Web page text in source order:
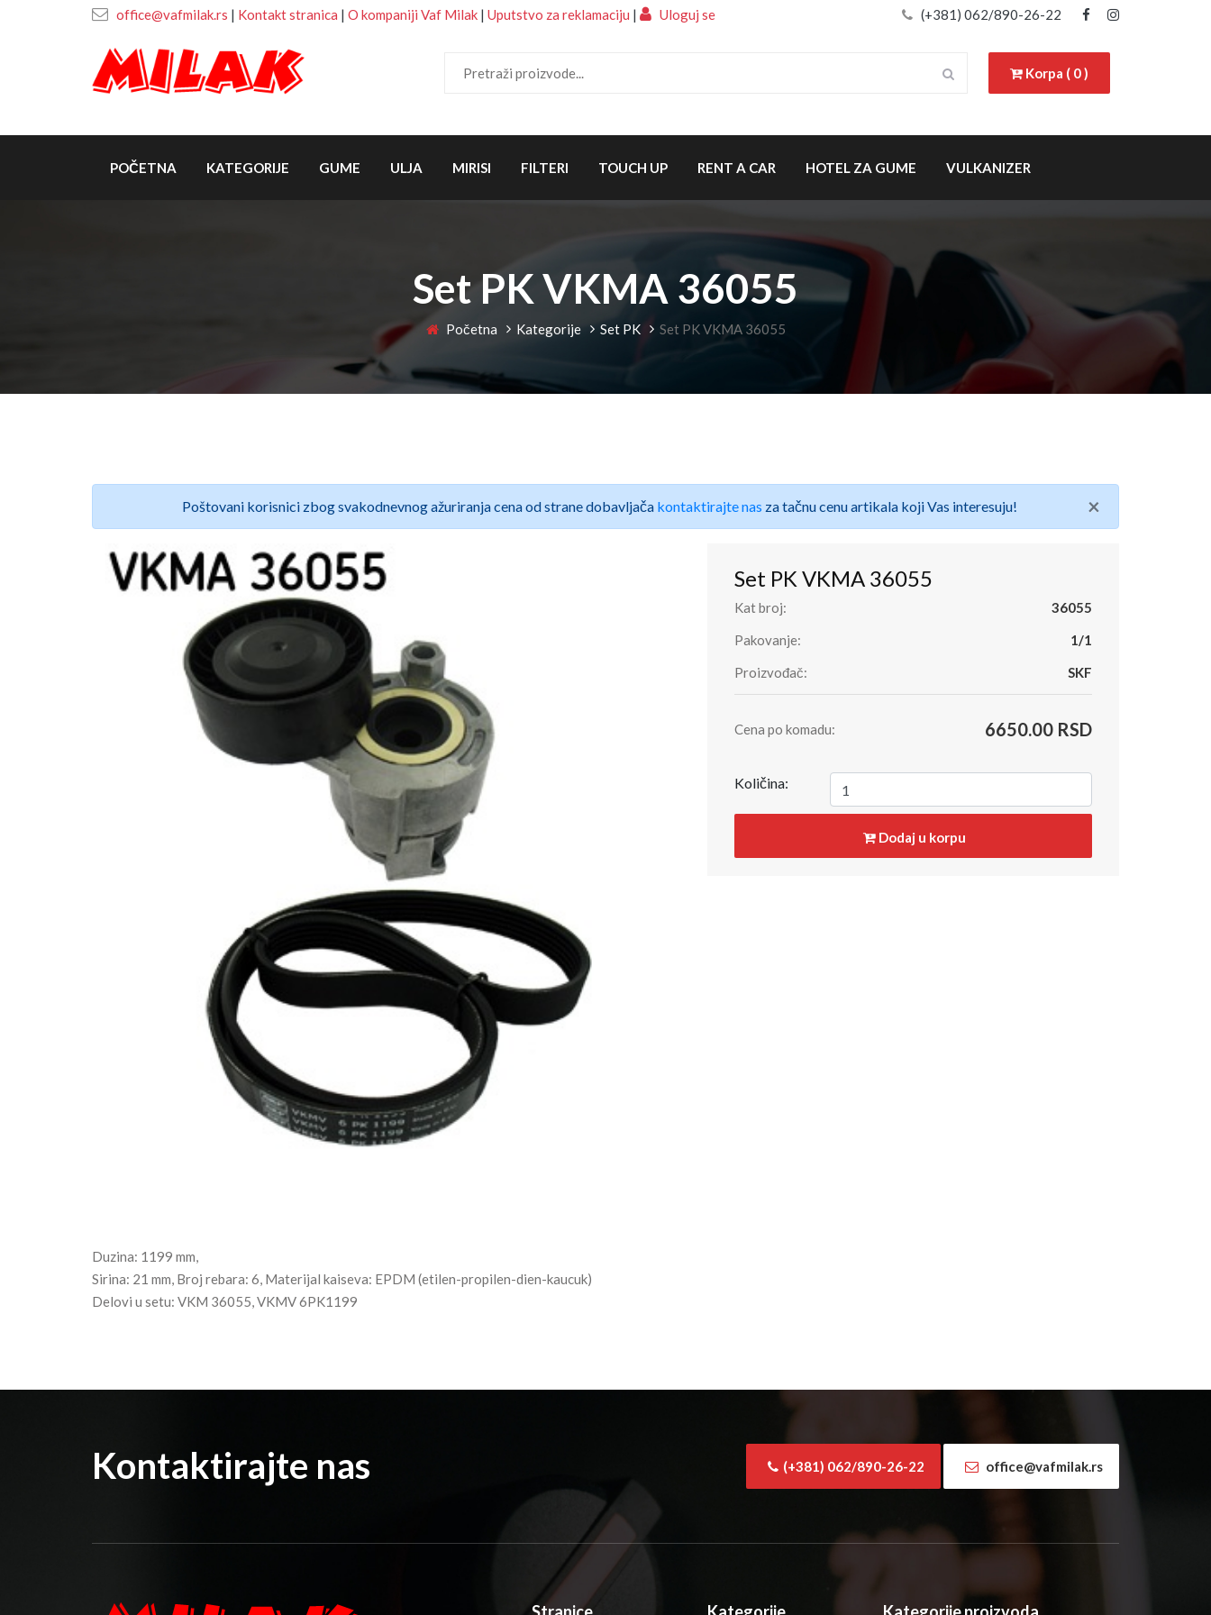
office@vafmilak.rs | Kontakt stranica | O kompaniji Vaf Milak | Uputstvo za reklamaciju | Uloguj se (+381) 062/890-26-22
Korpa ( 0 )
POČETNA KATEGORIJE GUME ULJA MIRISI FILTERI TOUCH UP RENT A CAR HOTEL ZA GUME VULKANIZER
Set PK VKMA 36055
Početna Kategorije Set PK Set PK VKMA 36055
Poštovani korisnici zbog svakodnevnog ažuriranja cena od strane dobavljača kontaktirajte nas za tačnu cenu artikala koji Vas interesuju! ×
Set PK VKMA 36055
Kat broj:
36055
Pakovanje:
1/1
Proizvođač:
SKF
Cena po komadu: 6650.00 RSD
Količina:
Dodaj u korpu
Duzina: 1199 mm,
Sirina: 21 mm, Broj rebara: 6, Materijal kaiseva: EPDM (etilen-propilen-dien-kaucuk)
Delovi u setu: VKM 36055, VKMV 6PK1199
Kontaktirajte nas (+381) 062/890-26-22 office@vafmilak.rs